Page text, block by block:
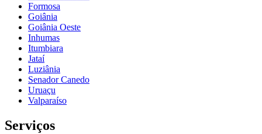
Formosa
Goiânia
Goiânia Oeste
Inhumas
Itumbiara
Jataí
Luziânia
Senador Canedo
Uruaçu
Valparaíso
Serviços